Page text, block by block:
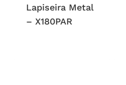
Lapiseira Metal
– X180PAR